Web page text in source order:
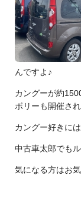
んですよ♪
カングーが約
ボリーも開催さ
カングー好きに
中古車太郎でも
気になる方はお